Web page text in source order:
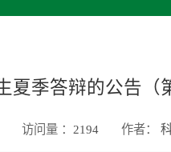
季答辩的公告（
访问量 ： 2194 作者：